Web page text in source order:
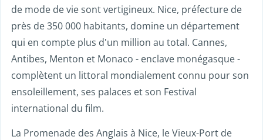
de mode de vie sont vertigineux. Nice, préfecture de
près de 350 000 habitants, domine un département
qui en compte plus d'un million au total. Cannes,
Antibes, Menton et Monaco - enclave monégasque -
complètent un littoral mondialement connu pour son
ensoleillement, ses palaces et son Festival
international du film.
La Promenade des Anglais à Nice, le Vieux-Port de